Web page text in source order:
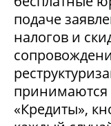
подаче
налогов и
принимаются
«Кредиты»,